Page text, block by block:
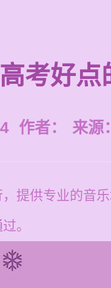
考好点
作者： 来源：
提供专业的音
。